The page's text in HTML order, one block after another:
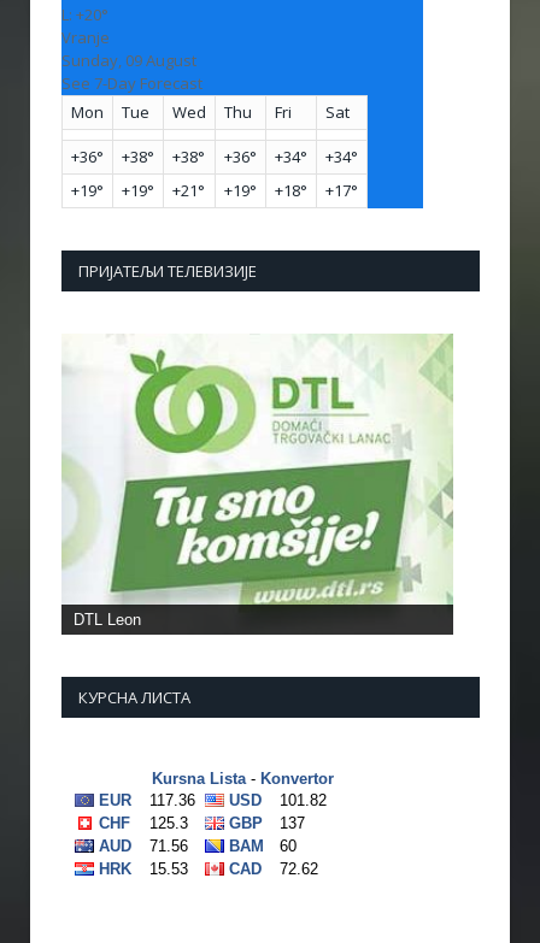
L: +20°
Vranje
Sunday, 09 August
See 7-Day Forecast
Mon
Tue Wed Thu Fri Sat
+36° +38° +38° +36° +34° +34°
+19° +19° +21° +19° +18° +17°
ПРИЈАТЕЉИ ТЕЛЕВИЗИЈЕ
КУРСНА ЛИСТА